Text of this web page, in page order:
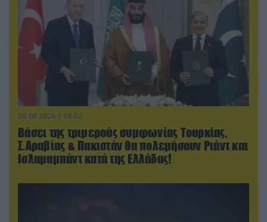
08.08.2026 | 18:02
Βάσει της τριμερούς συμφωνίας Τουρκίας,
Σ.Αραβίας & Πακιστάν θα πολεμήσουν Ριάντ και
Ισλαμαμπάντ κατά της Ελλάδας!